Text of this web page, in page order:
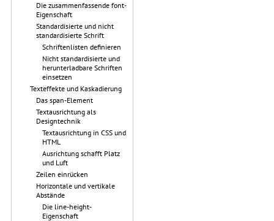
Die zusammenfassende font-
Eigenschaft
Standardisierte und nicht
standardisierte Schrift
Schriftenlisten definieren
Nicht standardisierte und
herunterladbare Schriften
einsetzen
Texteffekte und Kaskadierung
Das span-Element
Textausrichtung als
Designtechnik
Textausrichtung in CSS und
HTML
Ausrichtung schafft Platz
und Luft
Zeilen einrücken
Horizontale und vertikale
Abstände
Die line-height-
Eigenschaft